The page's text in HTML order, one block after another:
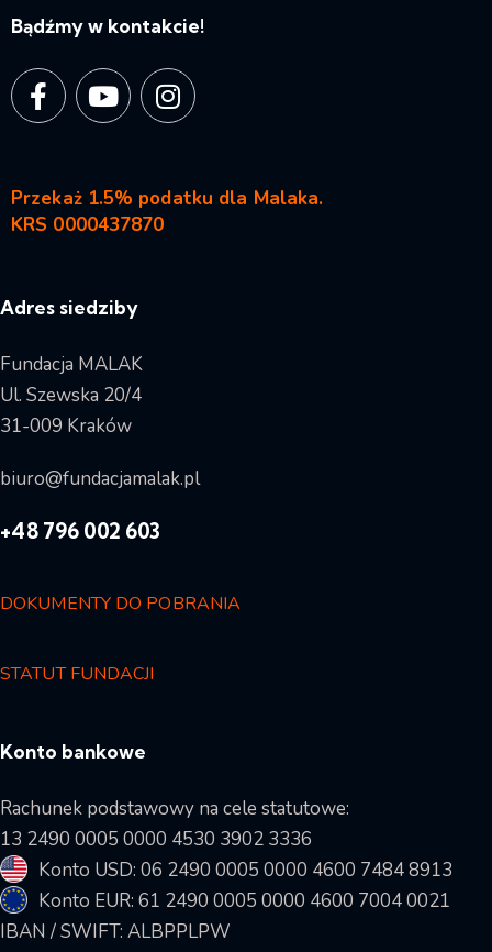
Bądźmy w kontakcie!
Przekaż 1.5% podatku dla Malaka.
KRS 0000437870
Adres siedziby
Fundacja MALAK
Ul. Szewska 20/4
31-009 Kraków
biuro@fundacjamalak.pl
+48 796 002 603
DOKUMENTY DO POBRANIA
STATUT FUNDACJI
Konto bankowe
Rachunek podstawowy na cele statutowe:
13 2490 0005 0000 4530 3902 3336
Konto USD: 06 2490 0005 0000 4600 7484 8913
Konto EUR: 61 2490 0005 0000 4600 7004 0021
IBAN / SWIFT: ALBPPLPW